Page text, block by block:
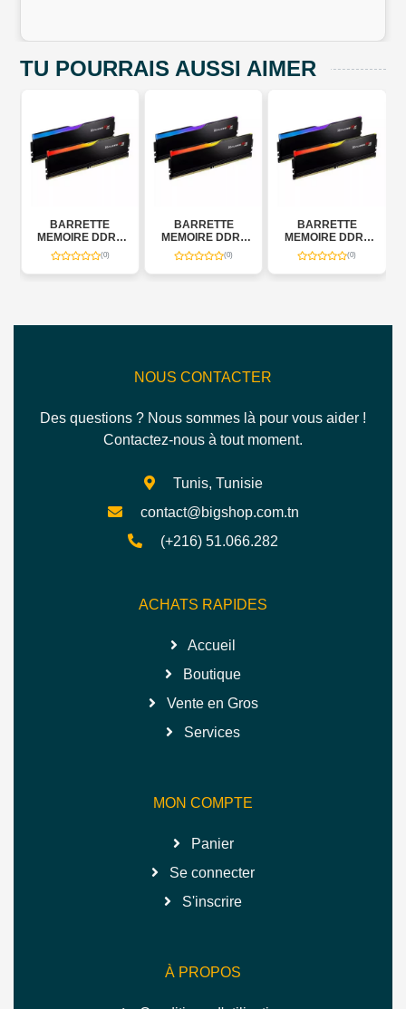
TU POURRAIS AUSSI AIMER
BARRETTE
MEMOIRE DDR5
RIPJAWS S5 2 X
48GB 5200MHZ
RS5K
(0)
BARRETTE
MEMOIRE DDR5
RIPJAWS M5 RGB
NEO 2*32GB
6000MHZ RM5RK
(0)
BARRETTE
MEMOIRE DDR5
RIPJAWS M5 RGB
2*32GB 5200MHZ
RM5RK
(0)
NOUS CONTACTER
Des questions ? Nous sommes là pour vous aider !
Contactez-nous à tout moment.
Tunis, Tunisie
contact@bigshop.com.tn
(+216) 51.066.282
ACHATS RAPIDES
Accueil
Boutique
Vente en Gros
Services
MON COMPTE
Panier
Se connecter
S'inscrire
À PROPOS